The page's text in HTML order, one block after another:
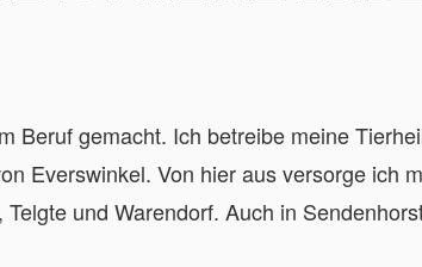
Beruf gemacht. Ich betreibe meine
Everswinkel. Von hier aus versorge ich
und Warendorf. Auch in